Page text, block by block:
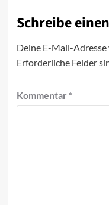
Schreibe
Deine E-Mail-
Erforderliche Felder
Kommentar *